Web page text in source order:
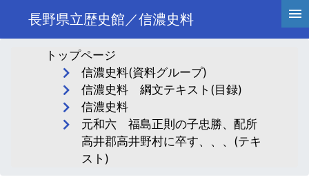
長野県立歴史館／信濃史料
トップページ
信濃史料(資料グループ)
信濃史料 綱文テキスト(目録)
信濃史料
元和六 福島正則の子忠勝、配所
高井郡高井野村に卒す、、、(テキ
スト)